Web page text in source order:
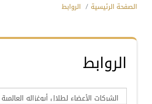
الصفحة الرئيسية الروابط
الروابط